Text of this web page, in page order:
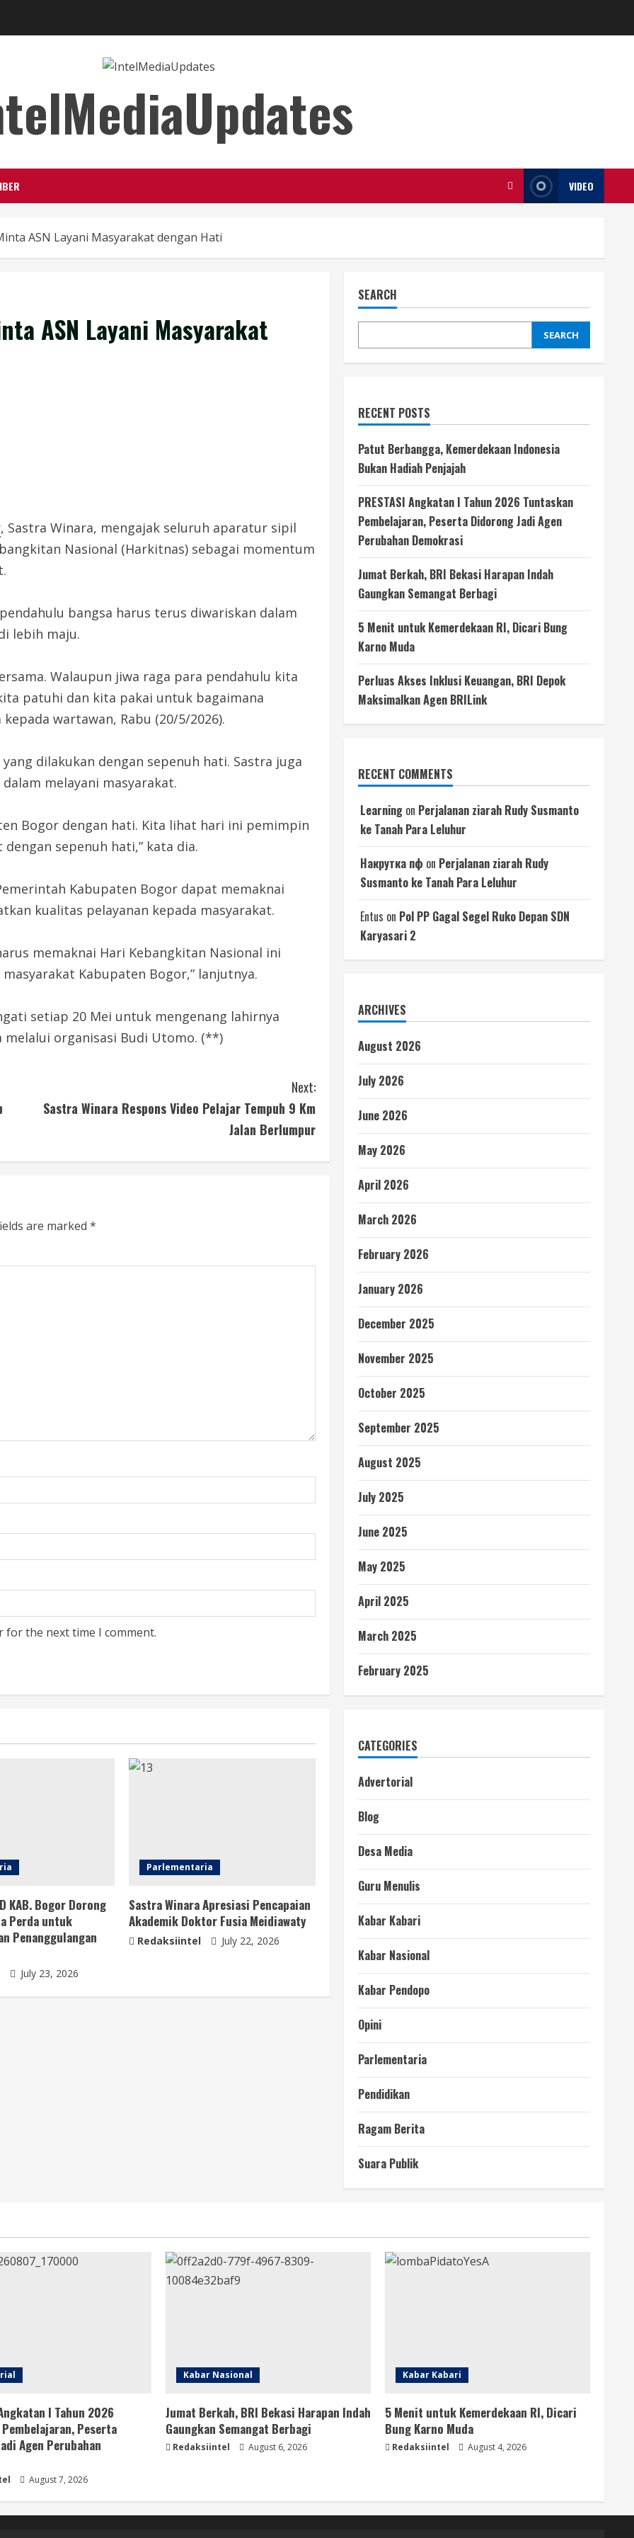
VIDEO
ASN Layani Masyarakat dengan Hati
ASN Layani Masyarakat
, Sastra Winara, mengajak seluruh aparatur sipil
Nasional (Harkitnas) sebagai momentum
bangsa harus terus diwariskan dalam
lebih maju.
Walaupun jiwa raga para pendahulu kita
patuhi dan kita pakai untuk bagaimana
wartawan, Rabu (20/5/2026).
dilakukan dengan sepenuh hati. Sastra juga
melayani masyarakat.
Bogor dengan hati. Kita lihat hari ini pemimpin
sepenuh hati,” kata dia.
Kabupaten Bogor dapat memaknai
kualitas pelayanan kepada masyarakat.
memaknai Hari Kebangkitan Nasional ini
Kabupaten Bogor,” lanjutnya.
setiap 20 Mei untuk mengenang lahirnya
organisasi Budi Utomo. (**)
Next:
Sastra Winara Respons Video Pelajar Tempuh 9 Km
Jalan Berlumpur
are marked *
for the next time I comment.
KAB. Bogor Dorong
Perda untuk
Penanggulangan
July 23, 2026
Parlementaria
Sastra Winara Apresiasi Pencapaian
Akademik Doktor Fusia Meidiawaty
Redaksiintel July 22, 2026
SEARCH
SEARCH
RECENT POSTS
Patut Berbangga, Kemerdekaan Indonesia
Bukan Hadiah Penjajah
PRESTASI Angkatan I Tahun 2026 Tuntaskan
Pembelajaran, Peserta Didorong Jadi Agen
Perubahan Demokrasi
Jumat Berkah, BRI Bekasi Harapan Indah
Gaungkan Semangat Berbagi
5 Menit untuk Kemerdekaan RI, Dicari Bung
Karno Muda
Perluas Akses Inklusi Keuangan, BRI Depok
Maksimalkan Agen BRILink
RECENT COMMENTS
Learning on Perjalanan ziarah Rudy Susmanto
ke Tanah Para Leluhur
Накрутка пф on Perjalanan ziarah Rudy
Susmanto ke Tanah Para Leluhur
Entus on Pol PP Gagal Segel Ruko Depan SDN
Karyasari 2
ARCHIVES
August 2026
July 2026
June 2026
May 2026
April 2026
March 2026
February 2026
January 2026
December 2025
November 2025
October 2025
September 2025
August 2025
July 2025
June 2025
May 2025
April 2025
March 2025
February 2025
CATEGORIES
Advertorial
Blog
Desa Media
Guru Menulis
Kabar Kabari
Kabar Nasional
Kabar Pendopo
Opini
Parlementaria
Pendidikan
Ragam Berita
Suara Publik
I Tahun 2026
Peserta
Agen Perubahan
August 7, 2026
Kabar Nasional
Jumat Berkah, BRI Bekasi Harapan Indah
Gaungkan Semangat Berbagi
Redaksiintel August 6, 2026
Kabar Kabari
5 Menit untuk Kemerdekaan RI, Dicari
Bung Karno Muda
Redaksiintel August 4, 2026